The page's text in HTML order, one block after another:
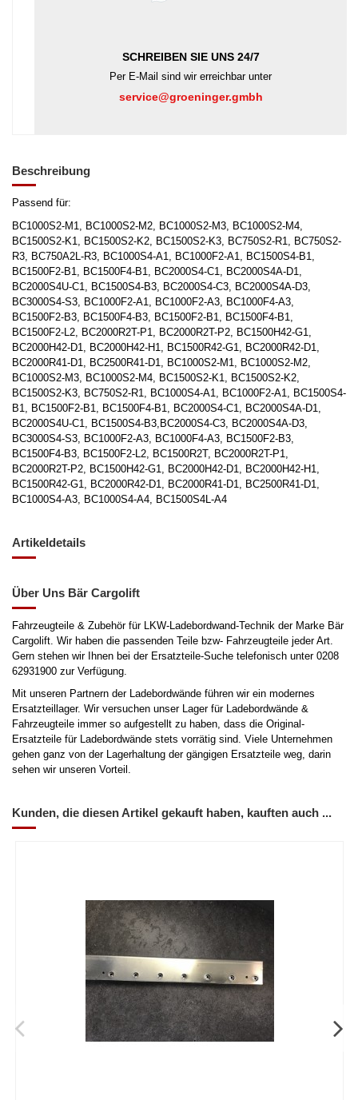
SCHREIBEN SIE UNS 24/7
Per E-Mail sind wir erreichbar unter
service@groeninger.gmbh
Beschreibung
Passend für:
BC1000S2-M1, BC1000S2-M2, BC1000S2-M3, BC1000S2-M4,
BC1500S2-K1, BC1500S2-K2, BC1500S2-K3, BC750S2-R1, BC750S2-
R3, BC750A2L-R3, BC1000S4-A1, BC1000F2-A1, BC1500S4-B1,
BC1500F2-B1, BC1500F4-B1, BC2000S4-C1, BC2000S4A-D1,
BC2000S4U-C1, BC1500S4-B3, BC2000S4-C3, BC2000S4A-D3,
BC3000S4-S3, BC1000F2-A1, BC1000F2-A3, BC1000F4-A3,
BC1500F2-B3, BC1500F4-B3, BC1500F2-B1, BC1500F4-B1,
BC1500F2-L2, BC2000R2T-P1, BC2000R2T-P2, BC1500H42-G1,
BC2000H42-D1, BC2000H42-H1, BC1500R42-G1, BC2000R42-D1,
BC2000R41-D1, BC2500R41-D1, BC1000S2-M1, BC1000S2-M2,
BC1000S2-M3, BC1000S2-M4, BC1500S2-K1, BC1500S2-K2,
BC1500S2-K3, BC750S2-R1, BC1000S4-A1, BC1000F2-A1, BC1500S4-
B1, BC1500F2-B1, BC1500F4-B1, BC2000S4-C1, BC2000S4A-D1,
BC2000S4U-C1, BC1500S4-B3,BC2000S4-C3, BC2000S4A-D3,
BC3000S4-S3, BC1000F2-A3, BC1000F4-A3, BC1500F2-B3,
BC1500F4-B3, BC1500F2-L2, BC1500R2T, BC2000R2T-P1,
BC2000R2T-P2, BC1500H42-G1, BC2000H42-D1, BC2000H42-H1,
BC1500R42-G1, BC2000R42-D1, BC2000R41-D1, BC2500R41-D1,
BC1000S4-A3, BC1000S4-A4, BC1500S4L-A4
Artikeldetails
Über Uns Bär Cargolift
Fahrzeugteile & Zubehör für LKW-Ladebordwand-Technik der Marke Bär
Cargolift. Wir haben die passenden Teile bzw- Fahrzeugteile jeder Art.
Gern stehen wir Ihnen bei der Ersatzteile-Suche telefonisch unter 0208
62931900 zur Verfügung.
Mit unseren Partnern der Ladebordwände führen wir ein modernes
Ersatzteillager. Wir versuchen unser Lager für Ladebordwände &
Fahrzeugteile immer so aufgestellt zu haben, dass die Original-
Ersatzteile für Ladebordwände stets vorrätig sind. Viele Unternehmen
gehen ganz von der Lagerhaltung der gängigen Ersatzteile weg, darin
sehen wir unseren Vorteil.
Kunden, die diesen Artikel gekauft haben, kauften auch ...